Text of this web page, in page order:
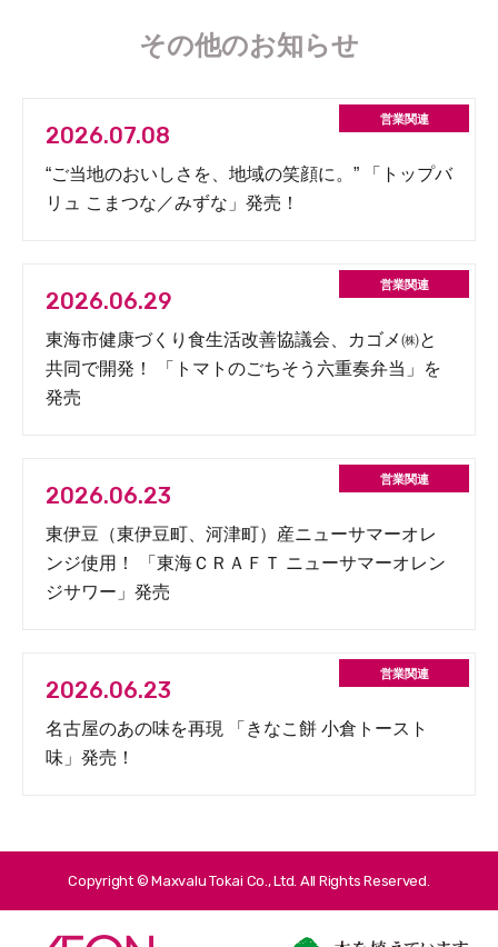
その他のお知らせ
2026.07.08
“ご当地のおいしさを、地域の笑顔に。” 「トップバ
リュ こまつな／みずな」発売！
2026.06.29
東海市健康づくり食生活改善協議会、カゴメ㈱と
共同で開発！ 「トマトのごちそう六重奏弁当」を
発売
2026.06.23
東伊豆（東伊豆町、河津町）産ニューサマーオレ
ンジ使用！ 「東海ＣＲＡＦＴ ニューサマーオレン
ジサワー」発売
2026.06.23
名古屋のあの味を再現 「きなこ餅 小倉トースト
味」発売！
Copyright © Maxvalu Tokai Co., Ltd. All Rights Reserved.